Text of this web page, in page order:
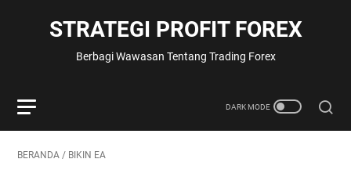
STRATEGI PROFIT FOREX
Berbagi Wawasan Tentang Trading Forex
BERANDA / BIKIN EA